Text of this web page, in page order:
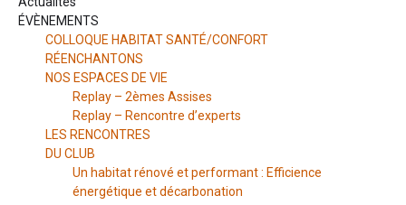
ÉVÈNEMENTS
COLLOQUE HABITAT SANTÉ/CONFORT
RÉENCHANTONS
NOS ESPACES DE VIE
Replay – 2èmes Assises
Replay – Rencontre d’experts
LES RENCONTRES
DU CLUB
Un habitat rénové et performant : Efficience
énergétique et décarbonation